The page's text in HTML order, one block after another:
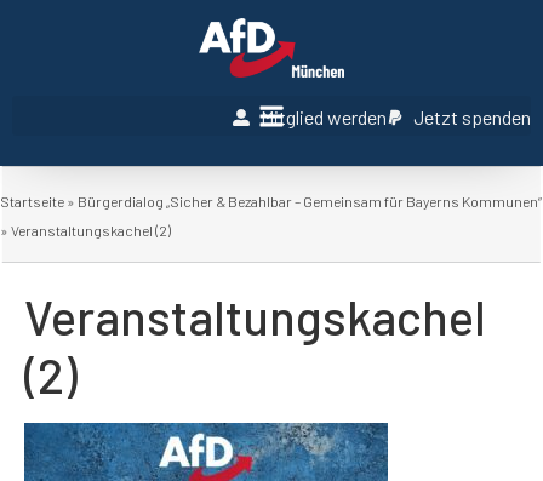
Mitglied werden Jetzt spenden
Startseite » Bürgerdialog „Sicher & Bezahlbar – Gemeinsam für Bayerns Kommunen“
» Veranstaltungskachel (2)
Veranstaltungskachel
(2)